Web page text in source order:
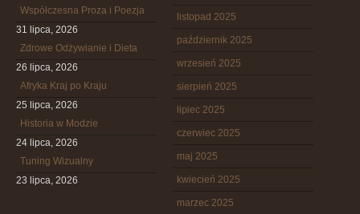
Współczesna Proza i Poezja
31 lipca, 2026
Zdrowe Odżywianie i Dieta
26 lipca, 2026
Afryka Kraj po Kraju
25 lipca, 2026
Historia w Modzie
24 lipca, 2026
Tuning Wizualny
23 lipca, 2026
listopad 2025
październik 2025
wrzesień 2025
sierpień 2025
lipiec 2025
czerwiec 2025
maj 2025
kwiecień 2025
marzec 2025